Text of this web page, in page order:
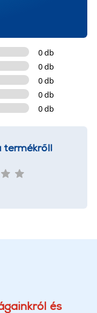
0 db
0 db
0 db
0 db
0 db
termékről!
és